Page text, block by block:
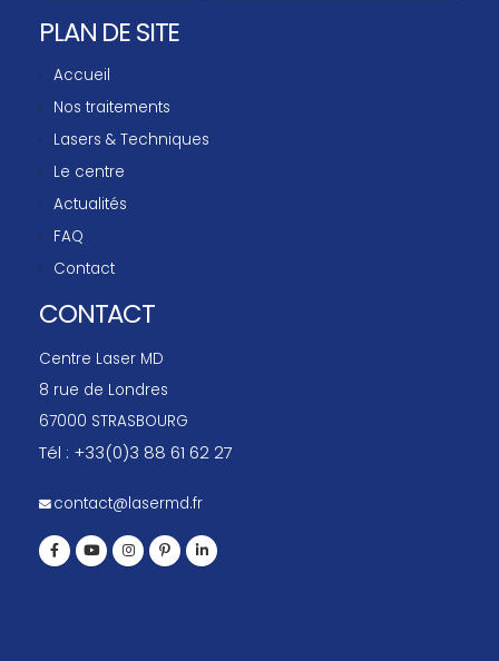
PLAN DE SITE
Accueil
Nos traitements
Lasers & Techniques
Le centre
Actualités
FAQ
Contact
CONTACT
Centre Laser MD
8 rue de Londres
67000 STRASBOURG
Tél : +33(0)3 88 61 62 27
contact@lasermd.fr